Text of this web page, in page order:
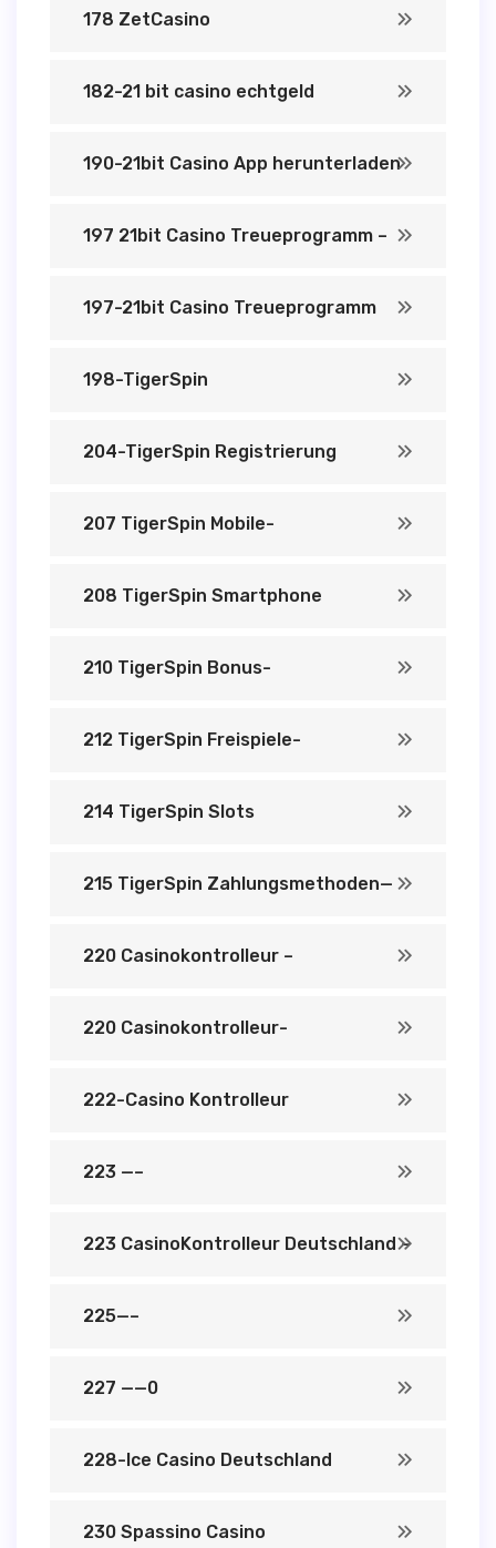
178 ZetCasino
182-21 bit casino echtgeld
190-21bit Casino App herunterladen
197 21bit Casino Treueprogramm –
197-21bit Casino Treueprogramm
198-TigerSpin
204-TigerSpin Registrierung
207 TigerSpin Mobile-
208 TigerSpin Smartphone
210 TigerSpin Bonus-
212 TigerSpin Freispiele-
214 TigerSpin Slots
215 TigerSpin Zahlungsmethoden—
220 Casinokontrolleur –
220 Casinokontrolleur-
222-Casino Kontrolleur
223 —–
223 CasinoKontrolleur Deutschland –
225—–
227 ——0
228-Ice Casino Deutschland
230 Spassino Casino